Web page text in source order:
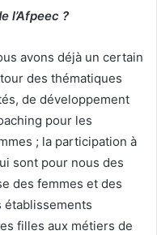
l’Afpeec ?
avons déjà un certain
des thématiques
de développement
pour les
; la participation à
sont pour nous des
des femmes et des
établissements
filles aux métiers de